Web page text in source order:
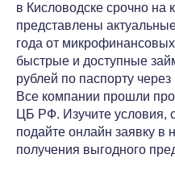
в Кисловодске срочно на
представлены
года от
быстрые и доступные
рублей по паспорту
Все компании прошли
ЦБ РФ. Изучите условия,
подайте онлайн заявку в
получения выгодного